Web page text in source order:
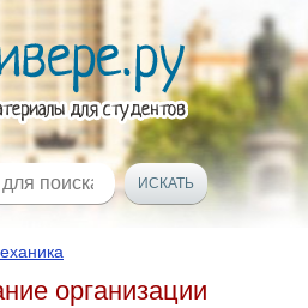
организации